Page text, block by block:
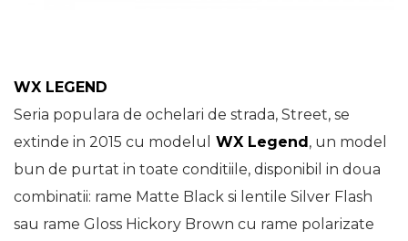
WX LEGEND
Seria populara de ochelari de strada, Street, se
extinde in 2015 cu modelul
WX Legend, un model
bun de purtat in toate conditiile, disponibil in doua
combinatii: rame Matte Black si lentile Silver Flash
sau rame Gloss Hickory Brown cu rame polarizate